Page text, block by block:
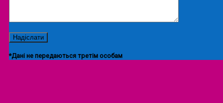
*Дані не передаються третім особам